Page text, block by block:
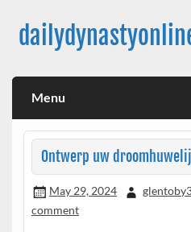
content
Menu
Ontwerp uw
May 29, 2024
comment